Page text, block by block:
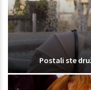
Postali ste